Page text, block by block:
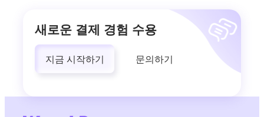
새로운 결제 경험 수용
지금 시작하기 문의하기